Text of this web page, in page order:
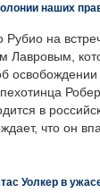
наших
на
Лавровым,
в
что он
Уолкер в